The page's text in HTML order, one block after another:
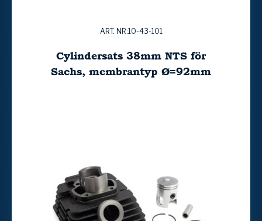
ART. NR:10-43-101
Cylindersats 38mm NTS för
Sachs, membrantyp Ø=92mm